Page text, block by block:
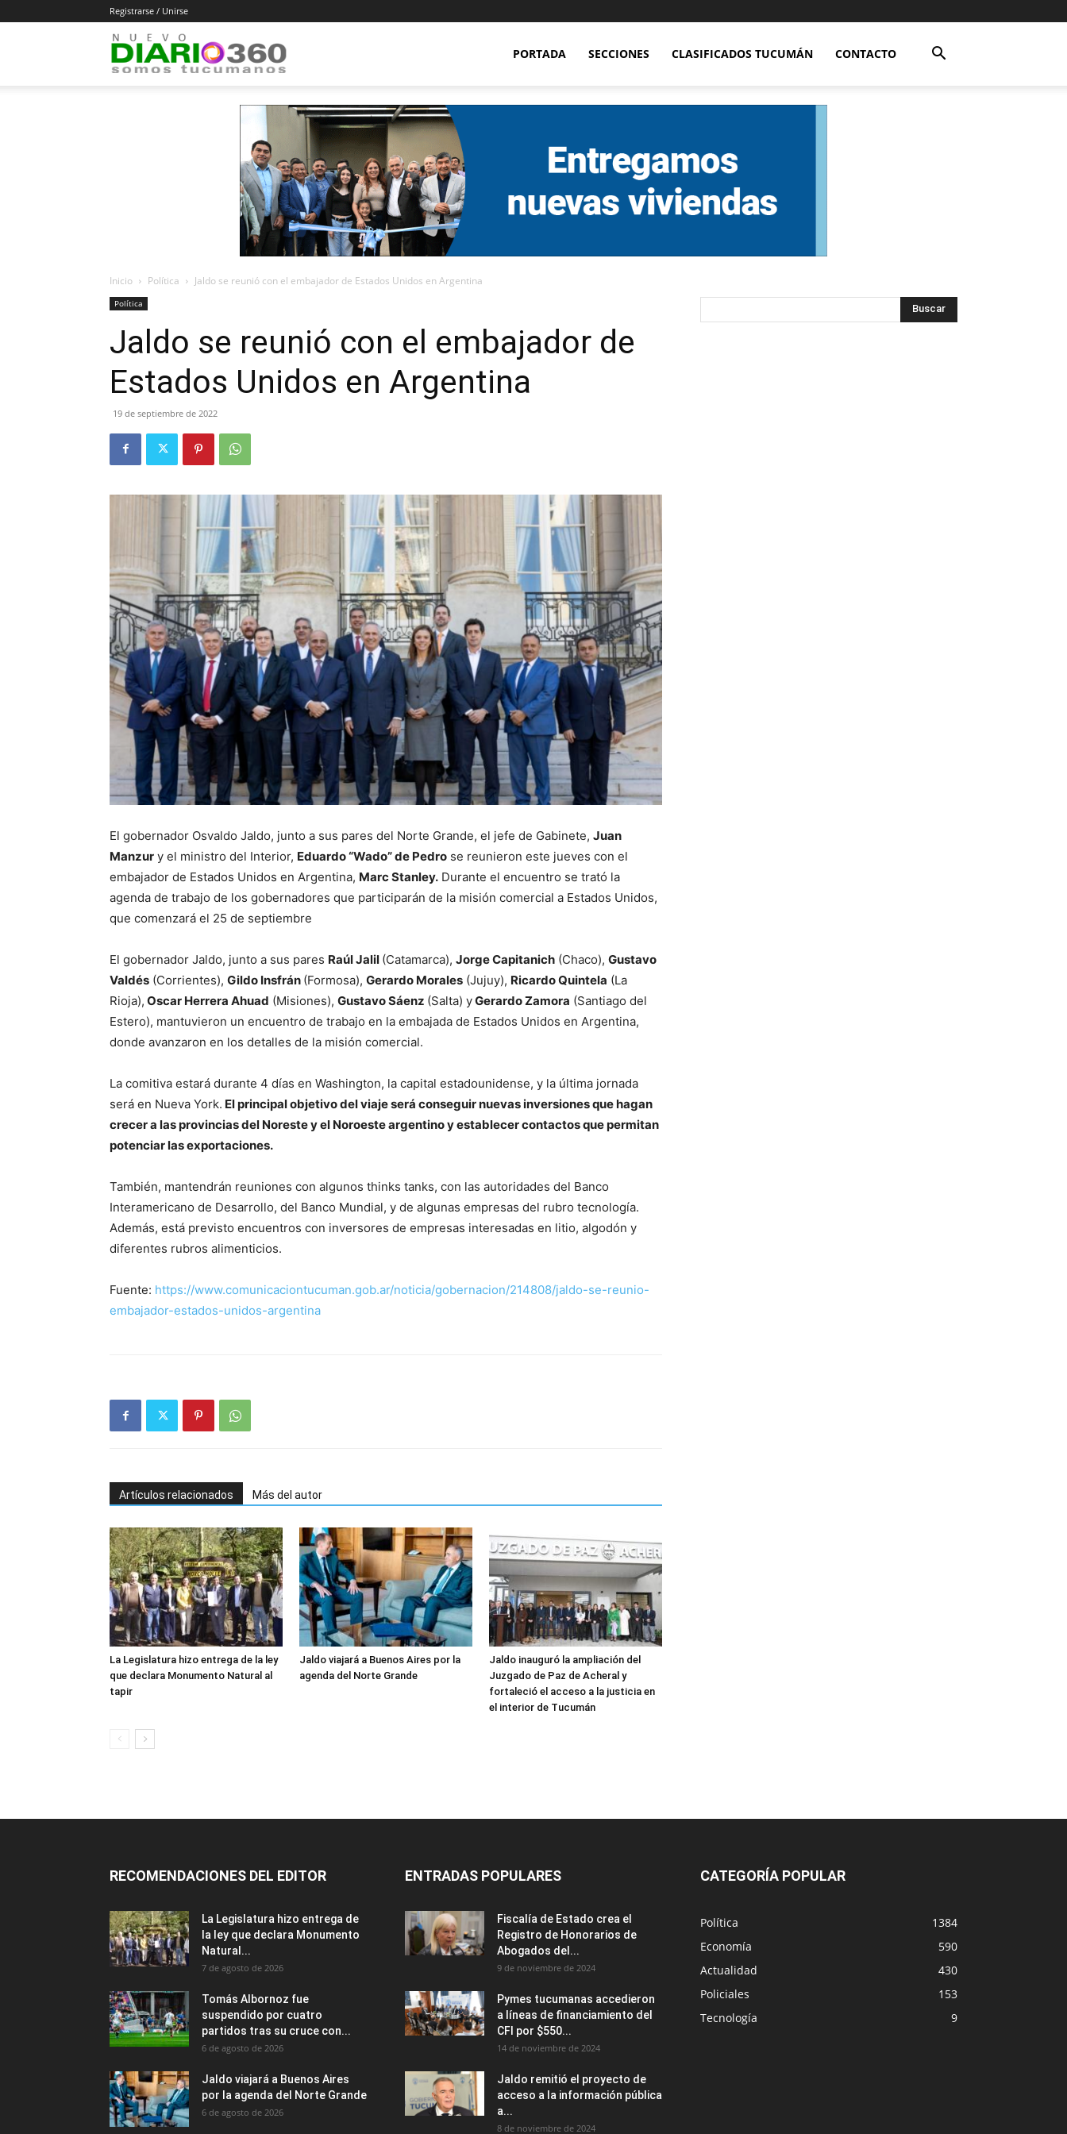
Registrarse / Unirse
Diario
360
PORTADA SECCIONES CLASIFICADOS TUCUMÁN CONTACTO
Inicio Política Jaldo se reunió con el embajador de Estados Unidos en Argentina
Política
Jaldo se reunió con el embajador de
Estados Unidos en Argentina
19 de septiembre de 2022
El gobernador Osvaldo Jaldo, junto a sus pares del Norte Grande, el jefe de Gabinete, Juan
Manzur y el ministro del Interior, Eduardo “Wado” de Pedro se reunieron este jueves con el
embajador de Estados Unidos en Argentina, Marc Stanley. Durante el encuentro se trató la
agenda de trabajo de los gobernadores que participarán de la misión comercial a Estados Unidos,
que comenzará el 25 de septiembre
El gobernador Jaldo, junto a sus pares Raúl Jalil (Catamarca), Jorge Capitanich (Chaco), Gustavo
Valdés (Corrientes), Gildo Insfrán (Formosa), Gerardo Morales (Jujuy), Ricardo Quintela (La
Rioja), Oscar Herrera Ahuad (Misiones), Gustavo Sáenz (Salta) yGerardo Zamora (Santiago del
Estero), mantuvieron un encuentro de trabajo en la embajada de Estados Unidos en Argentina,
donde avanzaron en los detalles de la misión comercial.
La comitiva estará durante 4 días en Washington, la capital estadounidense, y la última jornada
será en Nueva York. El principal objetivo del viaje será conseguir nuevas inversiones que hagan
crecer a las provincias del Noreste y el Noroeste argentino y establecer contactos que permitan
potenciar las exportaciones.
También, mantendrán reuniones con algunos thinks tanks, con las autoridades del Banco
Interamericano de Desarrollo, del Banco Mundial, y de algunas empresas del rubro tecnología.
Además, está previsto encuentros con inversores de empresas interesadas en litio, algodón y
diferentes rubros alimenticios.
Fuente: https://www.comunicaciontucuman.gob.ar/noticia/gobernacion/214808/jaldo-se-reunio-
embajador-estados-unidos-argentina
Artículos relacionados Más del autor
La Legislatura hizo entrega de la ley
que declara Monumento Natural al
tapir
Jaldo viajará a Buenos Aires por la
agenda del Norte Grande
Jaldo inauguró la ampliación del
Juzgado de Paz de Acheral y
fortaleció el acceso a la justicia en
el interior de Tucumán
RECOMENDACIONES DEL EDITOR
La Legislatura hizo entrega de
la ley que declara Monumento
Natural...
7 de agosto de 2026
Tomás Albornoz fue
suspendido por cuatro
partidos tras su cruce con...
6 de agosto de 2026
Jaldo viajará a Buenos Aires
por la agenda del Norte Grande
6 de agosto de 2026
ENTRADAS POPULARES
Fiscalía de Estado crea el
Registro de Honorarios de
Abogados del...
9 de noviembre de 2024
Pymes tucumanas accedieron
a líneas de financiamiento del
CFI por $550...
14 de noviembre de 2024
Jaldo remitió el proyecto de
acceso a la información pública
a...
8 de noviembre de 2024
CATEGORÍA POPULAR
Política
1384
Economía
590
Actualidad
430
Policiales
153
Tecnología
9